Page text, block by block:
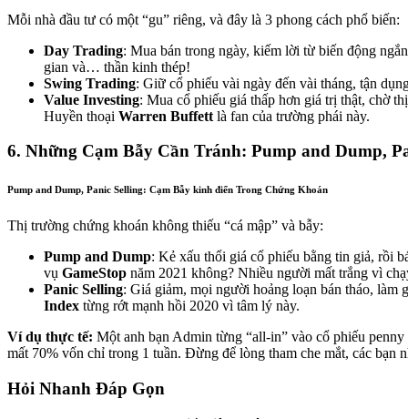
Mỗi nhà đầu tư có một “gu” riêng, và đây là 3 phong cách phổ biến:
Day Trading: Mua bán trong ngày, kiếm lời từ biến động
gian và… thần kinh thép!
Swing Trading: Giữ cổ phiếu vài ngày đến vài tháng, tận
Value Investing: Mua cổ phiếu giá thấp hơn giá trị thật, chờ
Huyền thoại Warren Buffett là fan của trường phái này.
6. Những Cạm Bẫy Cần Tránh: Pump and Dump,
Pump and Dump, Panic Selling: Cạm Bẫy kinh điển Trong Chứng Khoán
Thị trường chứng khoán không thiếu “cá mập” và bẫy:
Pump and Dump: Kẻ xấu thổi giá cổ phiếu bằng tin giả, rồi
vụ GameStop năm 2021 không? Nhiều người mất trắng vì
Panic Selling: Giá giảm, mọi người hoảng loạn bán tháo, làm
Index từng rớt mạnh hồi 2020 vì tâm lý này.
Ví dụ thực tế: Một anh bạn Admin từng “all-in” vào cổ phiếu
mất 70% vốn chỉ trong 1 tuần. Đừng để lòng tham che mắt, các bạn
Hỏi Nhanh Đáp Gọn